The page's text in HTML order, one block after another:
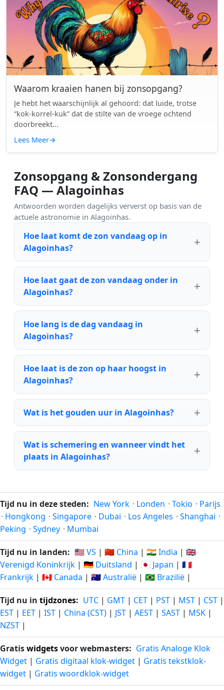
Waarom kraaien hanen bij zonsopgang?
Je hebt het waarschijnlijk al gehoord: dat luide, trotse
“kok-korrel-kuk” dat de stilte van de vroege ochtend
doorbreekt...
Lees Meer→
Zonsopgang & Zonsondergang
FAQ — Alagoinhas
Antwoorden worden dagelijks ververst op basis van de
actuele astronomie in Alagoinhas.
Hoe laat komt de zon vandaag op in
Alagoinhas?
Hoe laat gaat de zon vandaag onder in
Alagoinhas?
Hoe lang is de dag vandaag in
Alagoinhas?
Hoe laat is de zon op haar hoogst in
Alagoinhas?
Wat is het gouden uur in Alagoinhas?
Wat is schemering en wanneer vindt het
plaats in Alagoinhas?
Tijd nu in deze steden: New York · Londen · Tokio · Parijs
· Hongkong · Singapore · Dubai · Los Angeles · Shanghai ·
Peking · Sydney · Mumbai
Tijd nu in landen: 🇺🇸 VS | 🇨🇳 China | 🇮🇳 India | 🇬🇧
Verenigd Koninkrijk | 🇩🇪 Duitsland | 🇯🇵 Japan | 🇫🇷
Frankrijk | 🇨🇦 Canada | 🇦🇺 Australië | 🇧🇷 Brazilië |
Tijd nu in tijdzones: UTC | GMT | CET | PST | MST | CST |
EST | EET | IST | China (CST) | JST | AEST | SAST | MSK |
NZST |
Gratiswidgetsvoor webmasters: Gratis Analoge Klok
Widget | Gratis digitaal klok-widget | Gratis tekstklok-
widget | Gratis woordklok-widget